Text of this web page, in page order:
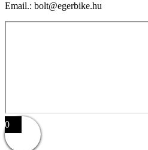
Email.: bolt@egerbike.hu
0